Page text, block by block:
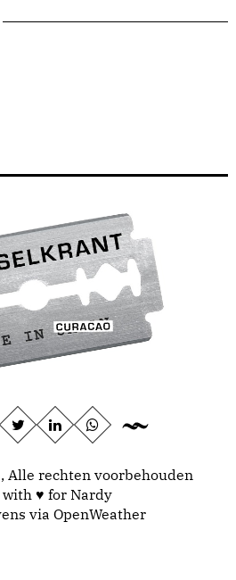
Alle rechten voorbehouden
with ♥ for Nardy
via OpenWeather